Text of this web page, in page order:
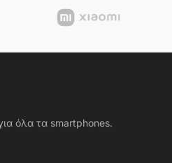
όλα τα smartphones.